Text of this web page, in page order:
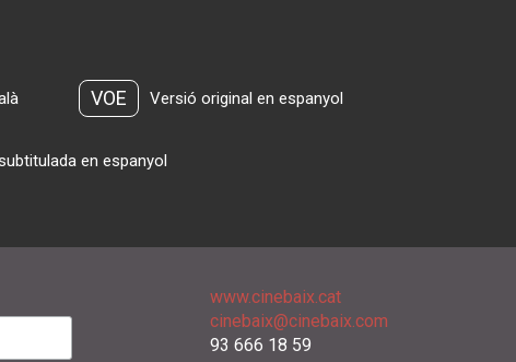
VOE Versió original en espanyol
en espanyol
www.cinebaix.cat
cinebaix@cinebaix.com
93 666 18 59